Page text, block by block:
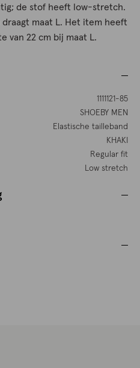
de stof heeft low-stretch.
draagt maat L. Het item heeft
van 22 cm bij maat L.
1111121-85
SHOEBY MEN
Elastische tailleband
KHAKI
Regular fit
Low stretch